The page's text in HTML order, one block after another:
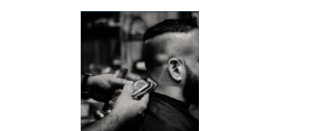
ofta kommer direkt när
en maskin är ny.
Samtidigt kräver ett
andrahandsköp mer
eftertanke. Den som vill
köpa